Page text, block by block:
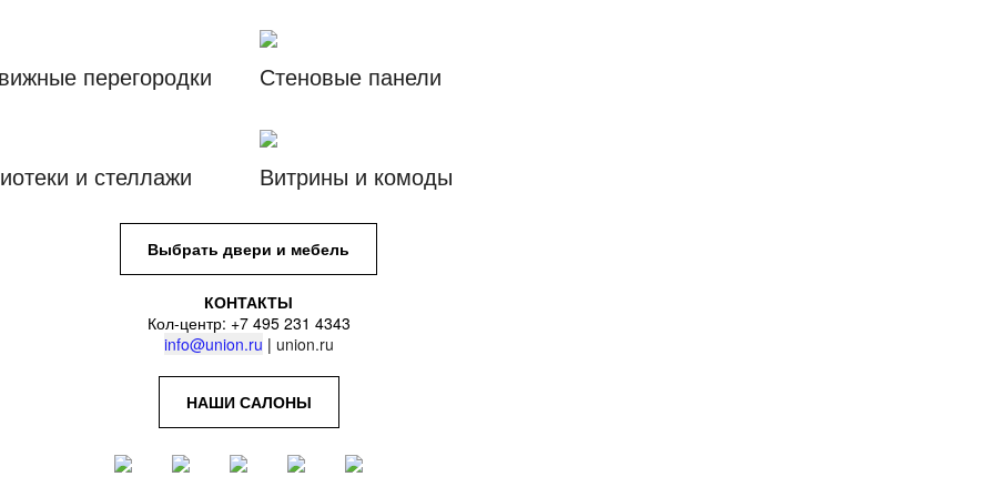
перегородки Стеновые панели
и стеллажи Витрины и комоды
Выбрать двери и мебель
КОНТАКТЫ
Кол-центр: +7 495 231 4343
info@union.ru | union.ru
НАШИ САЛОНЫ